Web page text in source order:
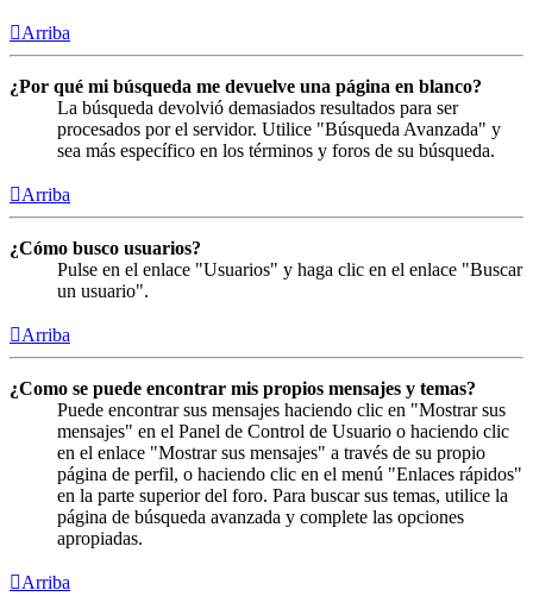
Arriba
¿Por qué mi búsqueda me devuelve una página en blanco?
La búsqueda devolvió demasiados resultados para ser
procesados por el servidor. Utilice "Búsqueda Avanzada" y
sea más específico en los términos y foros de su búsqueda.
Arriba
¿Cómo busco usuarios?
Pulse en el enlace "Usuarios" y haga clic en el enlace "Buscar
un usuario".
Arriba
¿Como se puede encontrar mis propios mensajes y temas?
Puede encontrar sus mensajes haciendo clic en "Mostrar sus
mensajes" en el Panel de Control de Usuario o haciendo clic
en el enlace "Mostrar sus mensajes" a través de su propio
página de perfil, o haciendo clic en el menú "Enlaces rápidos"
en la parte superior del foro. Para buscar sus temas, utilice la
página de búsqueda avanzada y complete las opciones
apropiadas.
Arriba